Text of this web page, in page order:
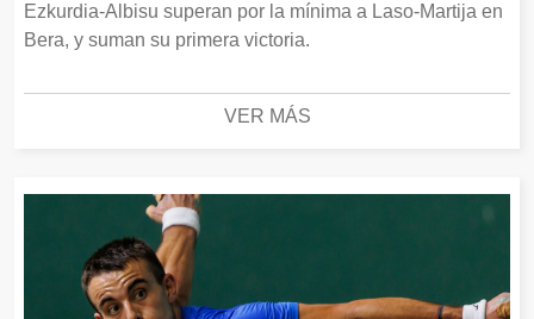
Ezkurdia-Albisu superan por la mínima a Laso-Martija en
Bera, y suman su primera victoria.
VER MÁS